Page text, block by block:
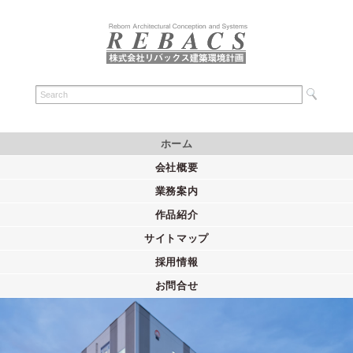
ホーム
会社概要
業務案内
作品紹介
サイトマップ
採用情報
お問合せ